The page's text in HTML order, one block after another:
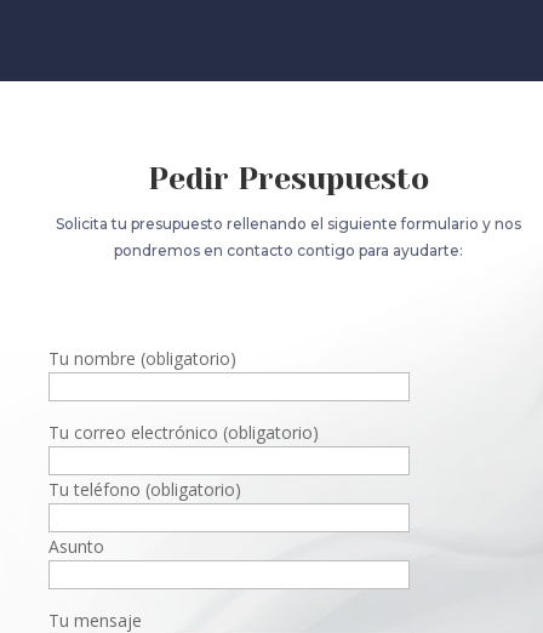
Pedir Presupuesto
Solicita tu presupuesto rellenando el siguiente formulario y nos
pondremos en contacto contigo para ayudarte:
Tu nombre (obligatorio)
Tu correo electrónico (obligatorio)
Tu teléfono (obligatorio)
Asunto
Tu mensaje